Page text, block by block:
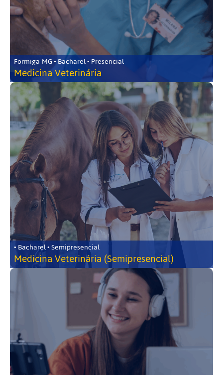
Formiga-MG • Bacharel • Presencial
Medicina Veterinária
• Bacharel • Semipresencial
Medicina Veterinária (Semipresencial)